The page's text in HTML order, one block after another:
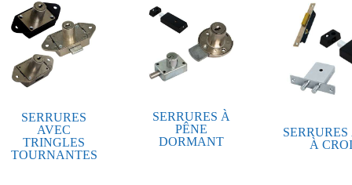
SERRURES
AVEC
TRINGLES
TOURNANTES
SERRURES À
PÊNE
DORMANT
À